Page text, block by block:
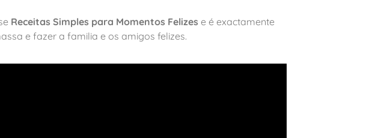
Receitas Simples para Momentos Felizes e é exactamente
e fazer a familia e os amigos felizes.